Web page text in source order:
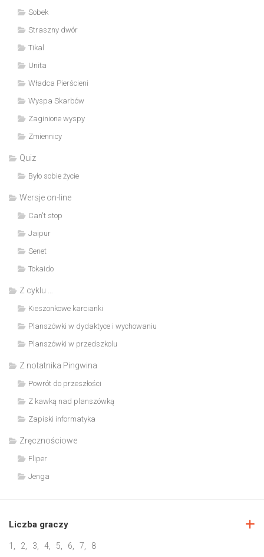
Sobek
Straszny dwór
Tikal
Unita
Władca Pierścieni
Wyspa Skarbów
Zaginione wyspy
Zmiennicy
Quiz
Było sobie życie
Wersje on-line
Can't stop
Jaipur
Senet
Tokaido
Z cyklu …
Kieszonkowe karcianki
Planszówki w dydaktyce i wychowaniu
Planszówki w przedszkolu
Z notatnika Pingwina
Powrót do przeszłości
Z kawką nad planszówką
Zapiski informatyka
Zręcznościowe
Fliper
Jenga
Liczba graczy
1 , 2, 3, 4, 5, 6, 7, 8